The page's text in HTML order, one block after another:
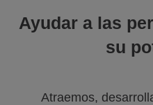
Ayudar a las
su
Atraemos,